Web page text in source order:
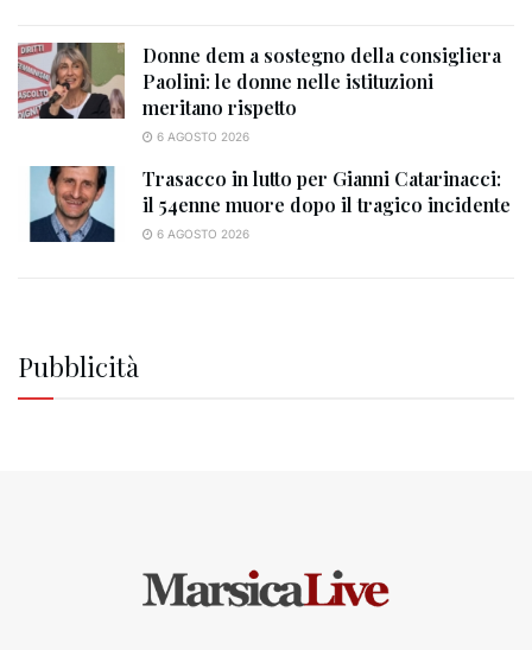
Donne dem a sostegno della consigliera
Paolini: le donne nelle istituzioni
meritano rispetto
6 AGOSTO 2026
Trasacco in lutto per Gianni Catarinacci:
il 54enne muore dopo il tragico incidente
6 AGOSTO 2026
Pubblicità